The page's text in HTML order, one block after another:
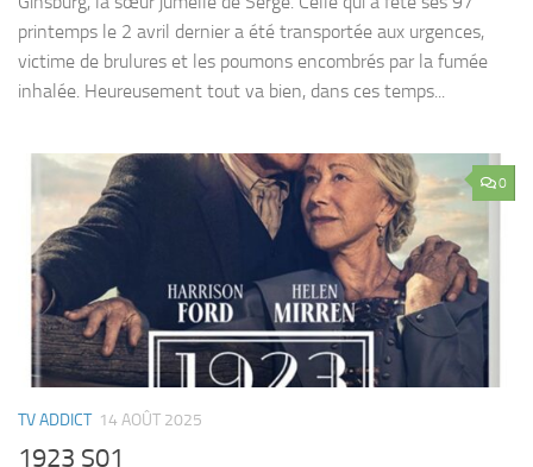
printemps le 2 avril dernier a été transportée aux urgences,
victime de brulures et les poumons encombrés par la fumée
inhalée. Heureusement tout va bien, dans ces temps...
0
TV ADDICT 14 AOÛT 2025
1923 S01